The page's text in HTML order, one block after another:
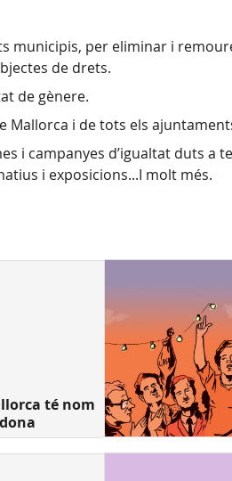
municipis, per eliminar i
de drets.
de gènere.
Mallorca i de tots els
i campanyes d’igualtat duts a
i exposicions...I molt més.
té nom